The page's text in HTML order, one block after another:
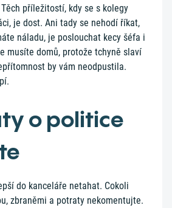
příležitostí, kdy se s kolegy
je dost. Ani tady se nehodí říkat,
náladu, je poslouchat kecy šéfa i
musíte domů, protože tchyně slaví
by vám neodpustila.
o politice
do kanceláře netahat. Cokoli
zbraněmi a potraty nekomentujte.